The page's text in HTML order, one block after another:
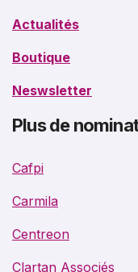
Actualités
Boutique
Neswsletter
Plus de
Cafpi
Carmila
Centreon
Clartan Associés